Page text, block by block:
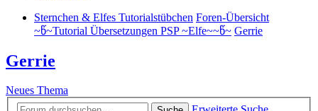
Sternchen & Elfes Tutorialstübchen Foren-Übersicht
~წ~Tutorial Übersetzungen PSP ~Elfe~~წ~ Gerrie
Gerrie
Neues Thema